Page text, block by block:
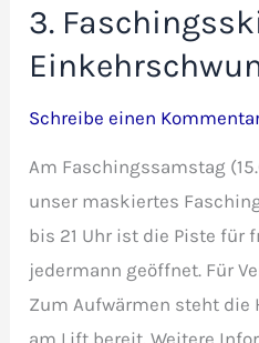
3.
Schreibe einen
Am Faschingssamstag
unser maskiertes
bis 21 Uhr ist die Piste für
jedermann geöffnet. Für
Zum Aufwärmen steht die
am Lift bereit. Weitere